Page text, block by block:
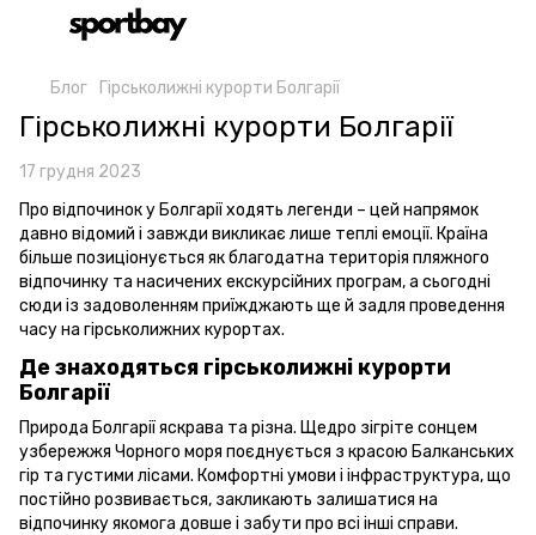
Блог Гірськолижні курорти Болгарії
Гірськолижні курорти Болгарії
17 грудня 2023
Про відпочинок у Болгарії ходять легенди – цей напрямок
давно відомий і завжди викликає лише теплі емоції. Країна
більше позиціонується як благодатна територія пляжного
відпочинку та насичених екскурсійних програм, а сьогодні
сюди із задоволенням приїжджають ще й задля проведення
часу на гірськолижних курортах.
Де знаходяться гірськолижні курорти
Болгарії
Природа Болгарії яскрава та різна. Щедро зігріте сонцем
узбережжя Чорного моря поєднується з красою Балканських
гір та густими лісами. Комфортні умови і інфраструктура, що
постійно розвивається, закликають залишатися на
відпочинку якомога довше і забути про всі інші справи.